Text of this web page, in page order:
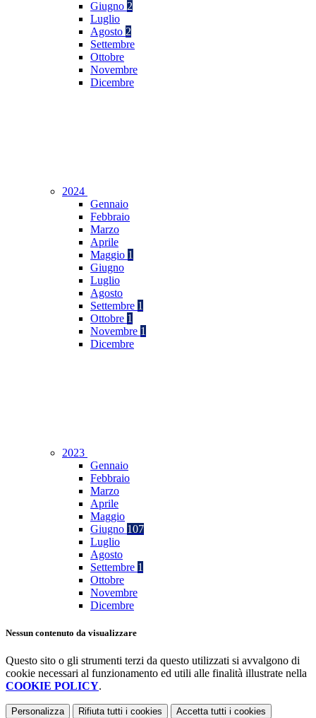
Giugno 2
Luglio
Agosto 2
Settembre
Ottobre
Novembre
Dicembre
2024
Gennaio
Febbraio
Marzo
Aprile
Maggio 1
Giugno
Luglio
Agosto
Settembre 1
Ottobre 1
Novembre 1
Dicembre
2023
Gennaio
Febbraio
Marzo
Aprile
Maggio
Giugno 107
Luglio
Agosto
Settembre 1
Ottobre
Novembre
Dicembre
Nessun contenuto da visualizzare
Questo sito o gli strumenti terzi da questo utilizzati si avvalgono di
cookie necessari al funzionamento ed utili alle finalità illustrate nella
COOKIE POLICY.
Personalizza Rifiuta tutti i cookies Accetta tutti i cookies